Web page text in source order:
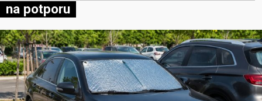
na potporu